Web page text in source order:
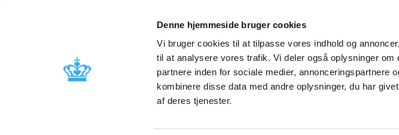
Denne hjemmeside bruger cookies
Vi bruger cookies til at tilpasse vores indhold og
til at analysere vores trafik. Vi deler også oplysninger
partnere inden for sociale medier, annonceringspartnere
kombinere disse data med andre oplysninger, du har
af deres tjenester.
Godkendelse og
Bivirkninger og
produktinformation
Tilskud og